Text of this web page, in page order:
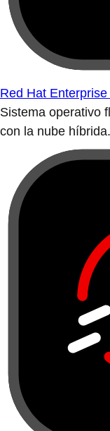
Red Hat
Sistema operativo
con la nube híbrida.